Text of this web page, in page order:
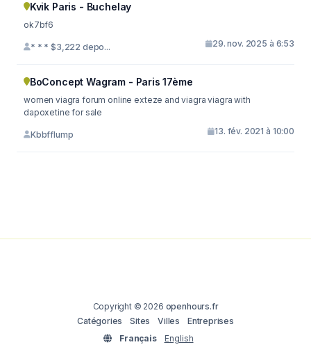
Kvik Paris - Buchelay
ok7bf6
* * * $3,222 depo... 29. nov. 2025 à 6:53
BoConcept Wagram - Paris 17ème
women viagra forum online exteze and viagra viagra with
dapoxetine for sale
Kbbfflump 13. fév. 2021 à 10:00
Copyright © 2026 openhours.fr
Catégories
Sites Villes
Entreprises
Français
English